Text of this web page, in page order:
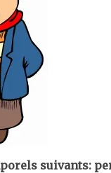
suivants: